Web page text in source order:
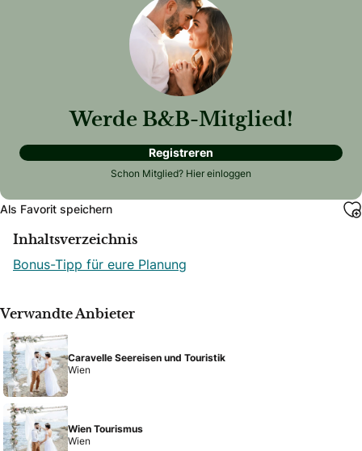
Werde B&B-Mitglied!
Registreren
Schon Mitglied? Hier einloggen
Als Favorit speichern
Inhaltsverzeichnis
Bonus-Tipp für eure Planung
Verwandte Anbieter
Caravelle Seereisen und Touristik
Wien
Wien Tourismus
Wien